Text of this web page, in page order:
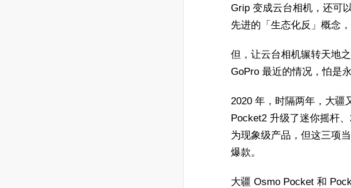
Grip 变成云台相机，还可
先进的「生态化反」概念
但，让云台相机辗转天地
GoPro 最近的情况，怕是
2020 年，时隔两年，大疆
Pocket2 升级了迷你摇杆
为现象级产品，但这三项
爆款。
大疆 Osmo Pocket 和